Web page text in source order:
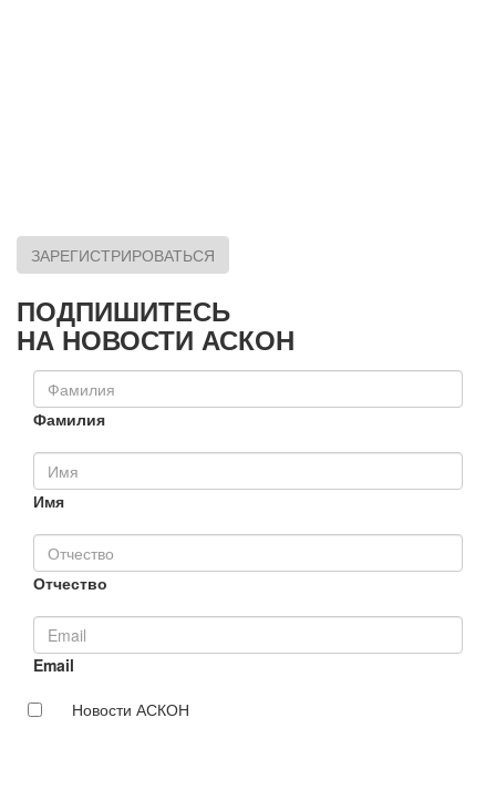
ЗАРЕГИСТРИРОВАТЬСЯ
ПОДПИШИТЕСЬ
НА НОВОСТИ АСКОН
Фамилия
Имя
Отчество
Email
Новости АСКОН